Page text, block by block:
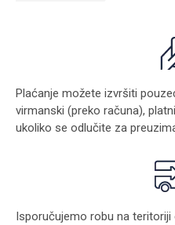
Plaćanje možete izvršiti
virmanski (preko računa),
ukoliko se odlučite za
Isporučujemo robu na